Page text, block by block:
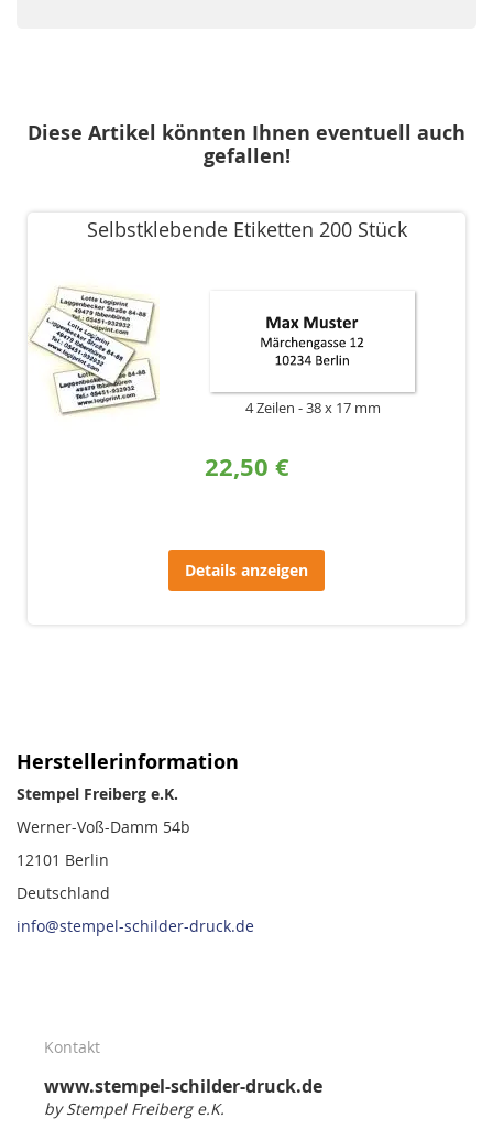
Diese Artikel könnten Ihnen eventuell auch
gefallen!
Selbstklebende Etiketten 200 Stück
4 Zeilen 38 x 17 mm
22,50 €
Details anzeigen
Herstellerinformation
Stempel Freiberg e.K.
Werner-Voß-Damm 54b
12101 Berlin
Deutschland
info@stempel-schilder-druck.de
Kontakt
www.stempel-schilder-druck.de
by Stempel Freiberg e.K.